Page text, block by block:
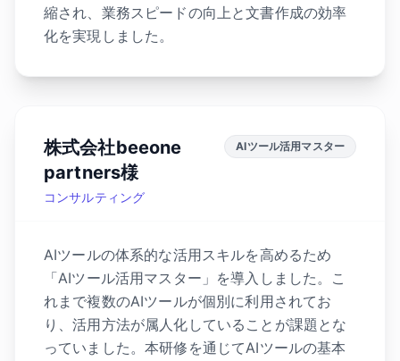
縮され、業務スピードの向上と文書作成の効率
化を実現しました。
株式会社beeone
partners様
コンサルティング
AIツール活用マスター
AIツールの体系的な活用スキルを高めるため
「AIツール活用マスター」を導入しました。こ
れまで複数のAIツールが個別に利用されてお
り、活用方法が属人化していることが課題とな
っていました。本研修を通じてAIツールの基本